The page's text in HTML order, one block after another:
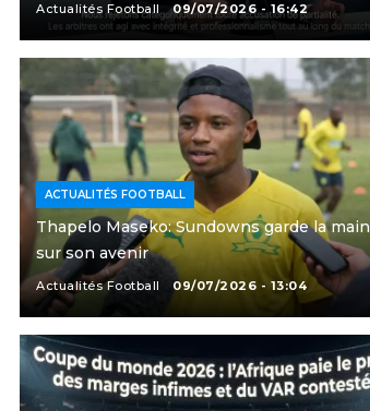
Actualités Football 09/07/2026 - 16:42
ACTUALITÉS FOOTBALL
Thapelo Maseko: Sundowns garde la main
sur son avenir
Actualités Football 09/07/2026 - 13:04